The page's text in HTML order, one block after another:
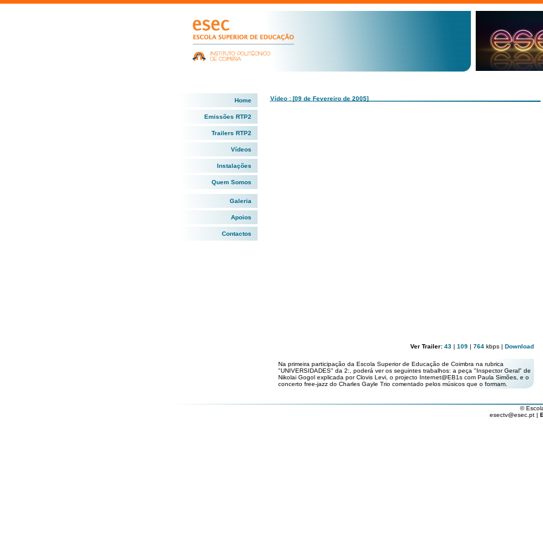
Home
Emissões RTP2
Trailers RTP2
Vídeos
Instalações
Quem Somos
Galeria
Apoios
Contactos
Vídeo : [09 de Fevereiro de 2005]
Ver Trailer: 43 | 109 | 764 kbps | Download
Na primeira participação da Escola Superior de Educação de Coimbra na rubrica
"UNIVERSIDADES" da 2:, poderá ver os seguintes trabalhos: a peça "Inspector Geral" de
Nikolai Gogol explicada por Clovis Levi, o projecto Internet@EB1s com Paula Simões, e o
concerto free-jazz do Charles Gayle Trio comentado pelos músicos que o formam.
©
esectv@esec.pt |